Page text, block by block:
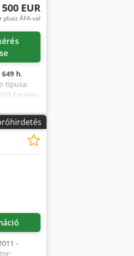
EUR
plusz ÁFA-val
649 h,
típusa:
Emelési
hez.
-